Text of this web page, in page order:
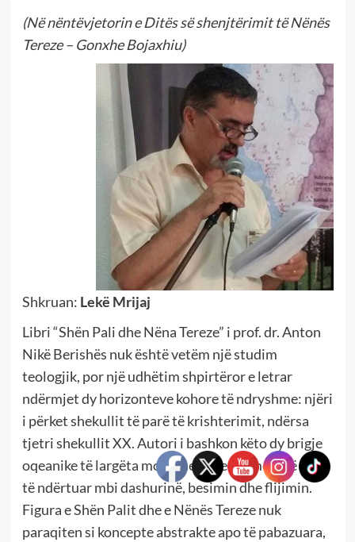
(Në nëntëvjetorin e Ditës së shenjtërimit të Nënës
Tereze – Gonxhe Bojaxhiu)
Shkruan: Lekë Mrijaj
Libri “Shën Pali dhe Nëna Tereze” i prof. dr. Anton
Nikë Berishës nuk është vetëm një studim
teologjik, por një udhëtim shpirtëror e letrar
ndërmjet dy horizonteve kohore të ndryshme: njëri
i përket shekullit të parë të krishterimit, ndërsa
tjetri shekullit XX. Autori i bashkon këto dy brigje
oqeanike të largëta monumentale përmes një ure
të ndërtuar mbi dashurinë, besimin dhe flijimin.
Figura e Shën Palit dhe e Nënës Tereze nuk
paraqiten si koncepte abstrakte apo të pabazuara,